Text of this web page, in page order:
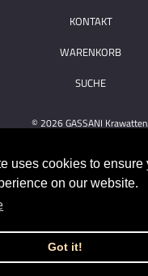
uses cookies to ensure
on our website.
Got it!
KONTAKT
WARENKORB
SUCHE
© 2026GASSANI Krawatten.